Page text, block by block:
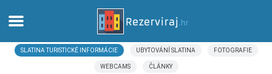
Domov
SLATINA TURISTICKÉ INFORMÁCIE UBYTOVÁNÍ SLATINA FOTOGRAFIE
WEBCAMS ČLÁNKY